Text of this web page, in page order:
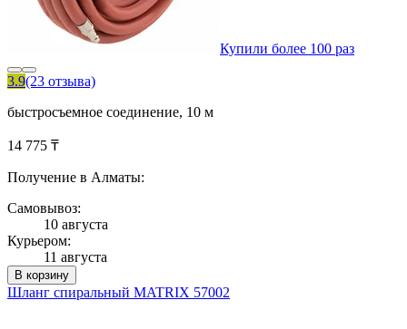
Купили более 100 раз
3.9(23 отзыва)
быстросъемное соединение, 10 м
14 775 ₸
Получение в Алматы:
Самовывоз:
10 августа
Курьером:
11 августа
В корзину
Шланг спиральный MATRIX 57002